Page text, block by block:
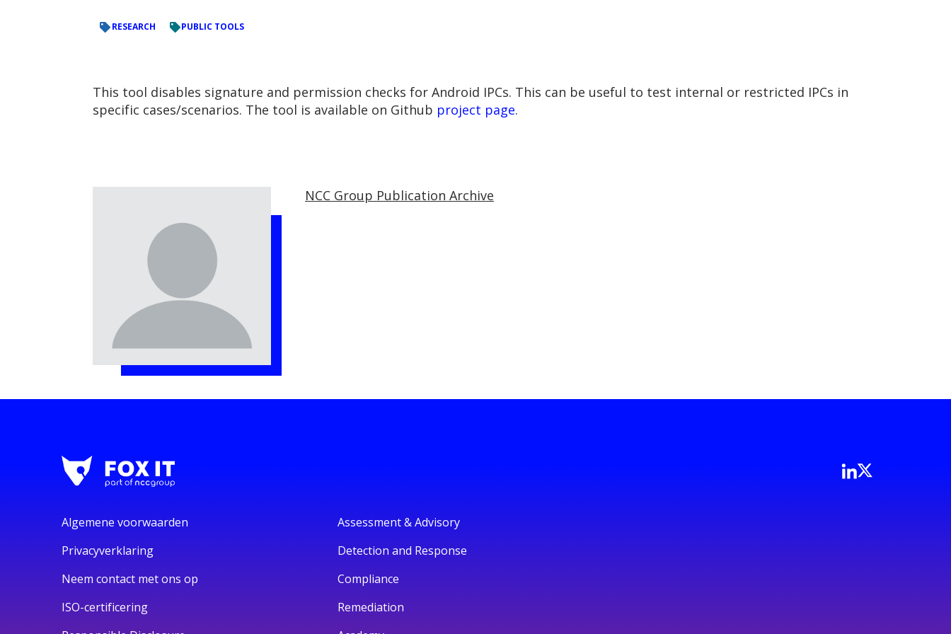
RESEARCH PUBLIC TOOLS
This tool disables signature and permission checks for Android IPCs. This can be useful to test internal or restricted IPCs in
specific cases/scenarios. The tool is available on Github project page.
NCC Group Publication Archive
Algemene voorwaarden
Privacyverklaring
Neem contact met ons op
ISO-certificering
Assessment & Advisory
Detection and Response
Compliance
Remediation